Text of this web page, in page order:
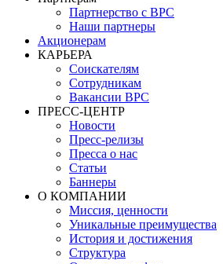
Партнерство с BPC
Наши партнеры
Акционерам
КАРЬЕРА
Соискателям
Сотрудникам
Вакансии BPC
ПРЕСС-ЦЕНТР
Новости
Пресс-релизы
Пресса о нас
Статьи
Баннеры
О КОМПАНИИ
Миссия, ценности
Уникальные преимущества
История и достижения
Структура